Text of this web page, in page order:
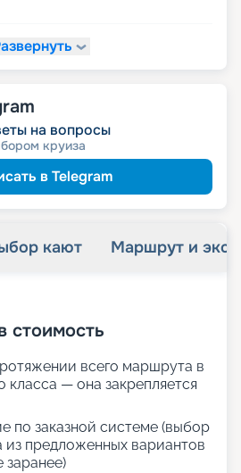
/ турист
на вопросы
круиза
в Telegram
кают Маршрут и
стоимость
всего маршрута в
класса — она закрепляется
по заказной системе (выбор
предложенных вариантов
заранее)